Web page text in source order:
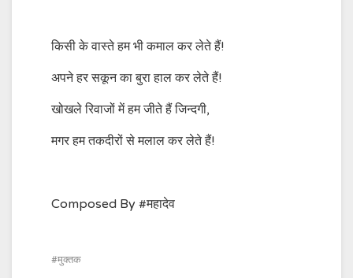
किसी के वास्ते हम भी कमाल कर लेते हैं!
अपने हर सकून का बुरा हाल कर लेते हैं!
खोखले रिवाजों में हम जीते हैं जिन्दगी,
मगर हम तकदीरों से मलाल कर लेते हैं!
Composed By #महादेव
मुक्तक